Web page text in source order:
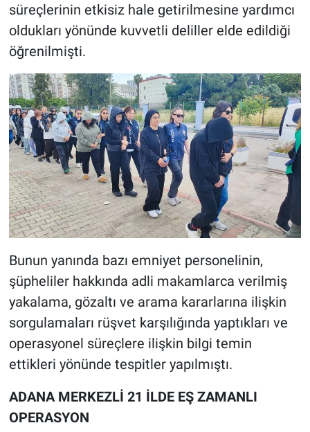
süreçlerinin etkisiz hale getirilmesine yardımcı
oldukları yönünde kuvvetli deliller elde edildiği
öğrenilmişti.
Bunun yanında bazı emniyet personelinin,
şüpheliler hakkında adli makamlarca verilmiş
yakalama, gözaltı ve arama kararlarına ilişkin
sorgulamaları rüşvet karşılığında yaptıkları ve
operasyonel süreçlere ilişkin bilgi temin
ettikleri yönünde tespitler yapılmıştı.
ADANA MERKEZLİ 21 İLDE EŞ ZAMANLI
OPERASYON